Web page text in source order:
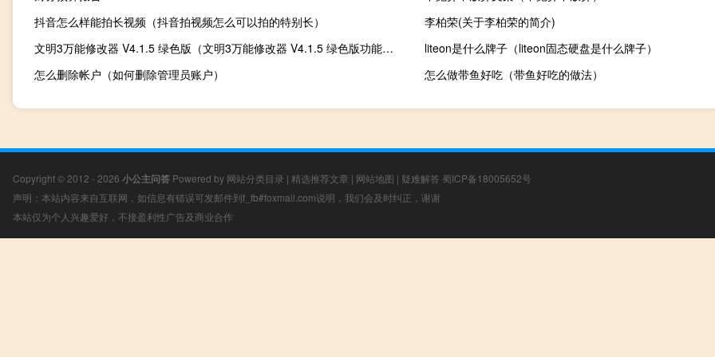
抖音怎么样能拍长视频（抖音拍视频怎么可以拍的特别长）
李柏荣(关于李柏荣的简介)
文明3万能修改器 V4.1.5 绿色版（文明3万能修改器 V4.1.5 绿色版功能简介）
liteon是什么牌子（liteon固态硬盘是什么牌子）
怎么删除帐户（如何删除管理员账户）
怎么做带鱼好吃（带鱼好吃的做法）
Copyright © 2012 - 2026 小公主问答 Powered by 网站分类目录 | 精选推荐文章 | 网站地图 | 疑难解答 蜀ICP备18005652号
声明：本站内容来自互联网，如信息有错误可发邮件到f_fb#foxmail.com说明，我们会及时纠正，谢谢
本站仅为个人兴趣爱好，不接盈利性广告及商业合作